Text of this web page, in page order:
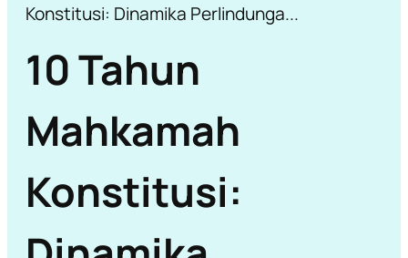
Konstitusi: Dinamika Perlindunga...
10 Tahun
Mahkamah
Konstitusi: